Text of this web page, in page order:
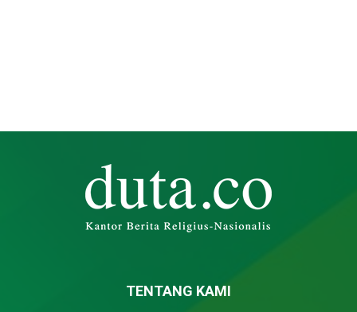
TENTANG KAMI